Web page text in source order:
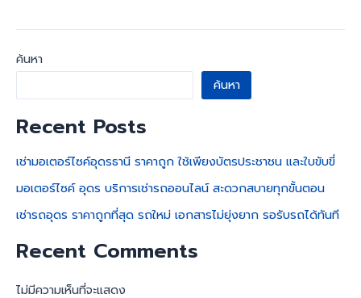
ค้นหา
ค้นหา
Recent Posts
เช่ามอเตอร์ไซค์อุดรธานี ราคาถูก ใช้เพียงบัตรประชาชน และใบขับขี่
มอเตอร์ไซค์ อุดร บริการเช่ารถออนไลน์ สะดวกสบายทุกขั้นตอน
เช่ารถอุดร ราคาถูกที่สุด รถใหม่ เอกสารไม่ยุ่งยาก รอรับรถได้ทันที
Recent Comments
ไม่มีความเห็นที่จะแสดง